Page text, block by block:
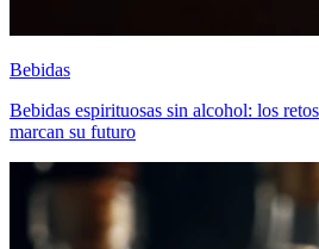
Bebidas
Bebidas espirituosas sin alcohol: los
marcan su futuro